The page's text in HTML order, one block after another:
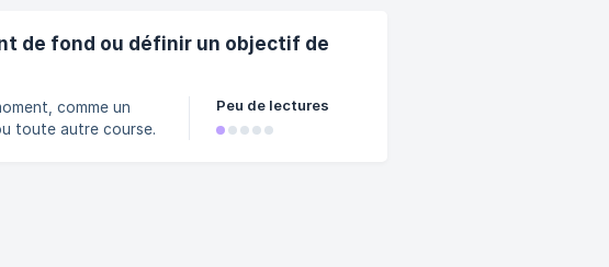
de fond ou définir un objectif de
comme un
toute autre course.
Peu de lectures